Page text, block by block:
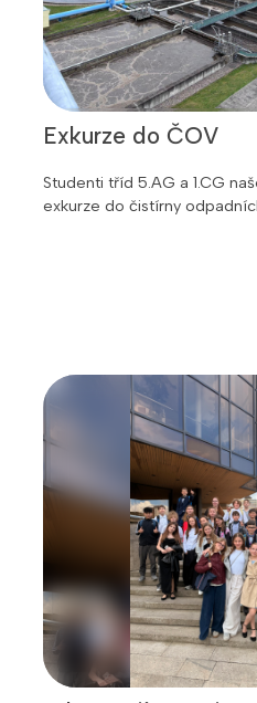
Exkurze do ČOV
Studenti tříd 5.AG a 1.CG
exkurze do čistírny